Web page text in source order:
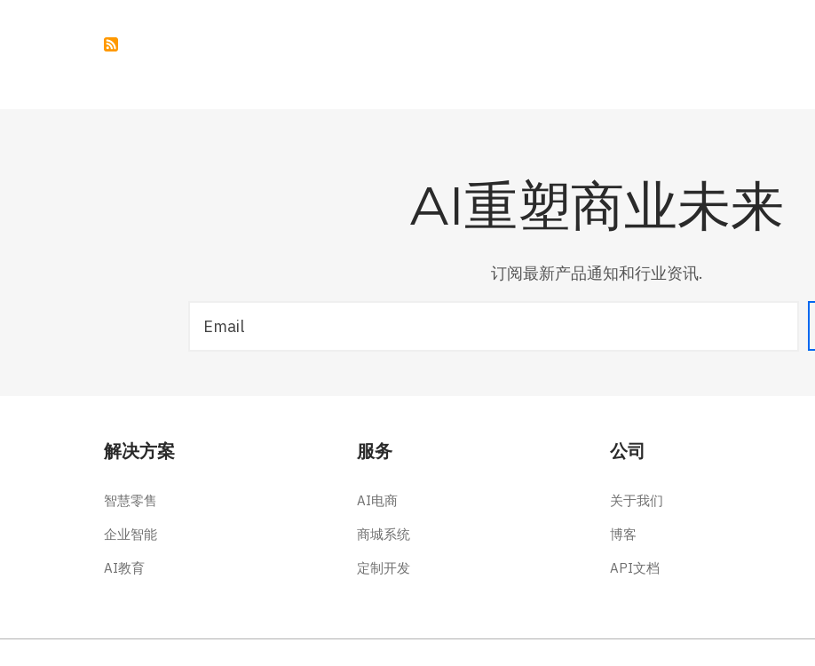
AI重塑商业未来
订阅最新产品通知和行业资讯.
解决方案
智慧零售
企业智能
AI教育
服务
AI电商
商城系统
定制开发
公司
关于我们
博客
API文档